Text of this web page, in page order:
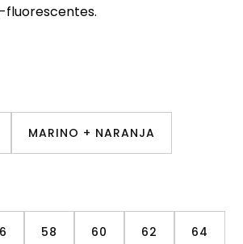
MARINO + NARANJA
58 60 62 64